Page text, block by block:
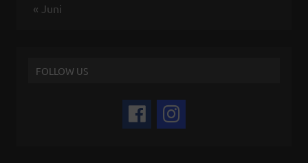
« Juni
FOLLOW US